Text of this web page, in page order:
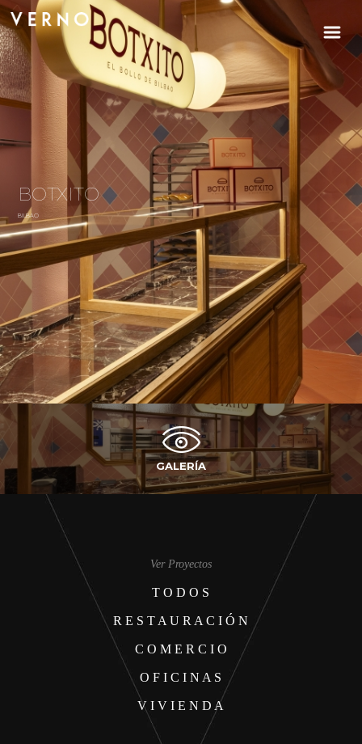
BOTXITO
BILBAO
GALERÍA
Ver Proyectos
T O D O S
R E S T A U R A C I Ó N
C O M E R C I O
O F I C I N A S
V I V I E N D A